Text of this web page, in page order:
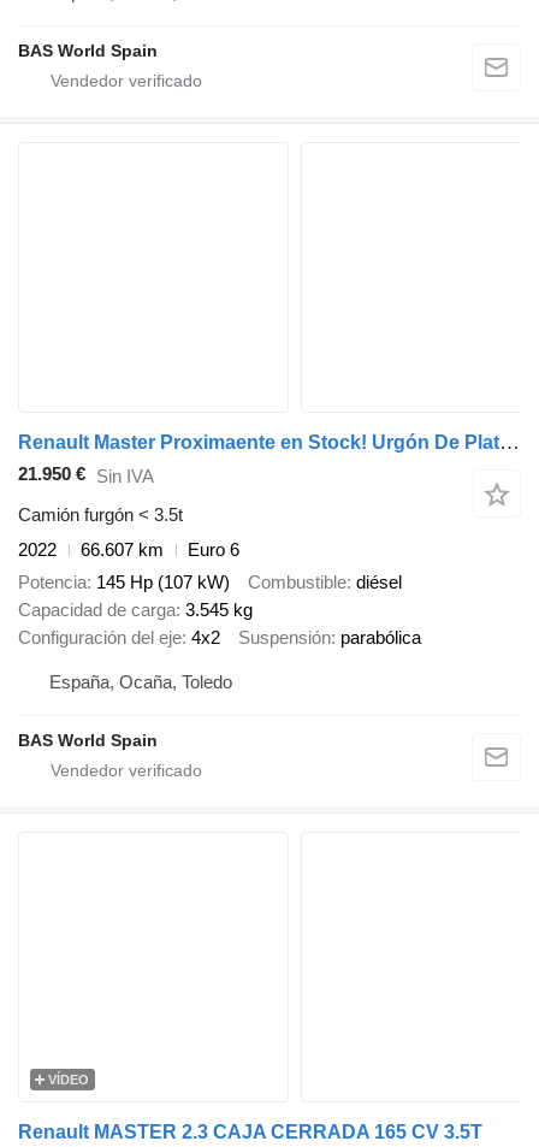
BAS World Spain
Renault Master Proximaente en Stock! Urgón De Plataforma Elevadora – LED
21.950 € Sin IVA
Camión furgón < 3.5t
2022
66.607 km
Euro 6
Potencia 145 Hp (107 kW) Combustible diésel
Capacidad de carga 3.545 kg
Configuración del eje 4x2 Suspensión parabólica
España, Ocaña, Toledo
BAS World Spain
VÍDEO
Renault MASTER 2.3 CAJA CERRADA 165 CV 3.5T